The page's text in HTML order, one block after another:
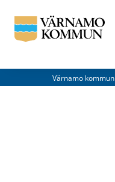
Värnamo kommun